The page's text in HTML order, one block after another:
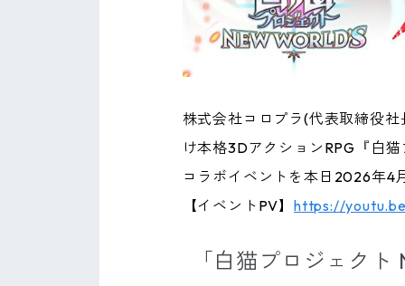
株式会社コロプラ(代表取締役
け本格3DアクションRPG『白
コラボイベントを本日2026年4
【イベントPV】https://
「白猫プロジェク